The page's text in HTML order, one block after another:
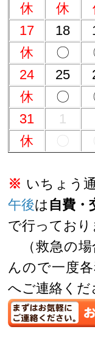
休
休
17
18
休
〇
24
25
休
〇
31
1
休
〇
※ いちょう
午後は 自費・
で行っており
（救急の場
んので一度
へご連絡くだ